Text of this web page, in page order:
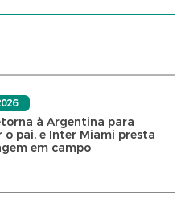
à Argentina para
o pai, e Inter Miami presta
em campo